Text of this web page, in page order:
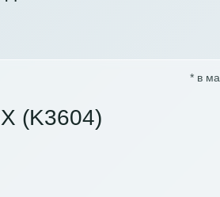
* в
(K3604)